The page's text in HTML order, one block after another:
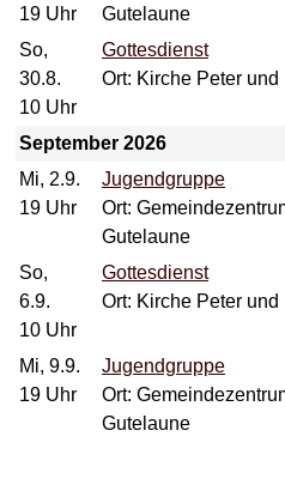
19 Uhr
Gutelaune
So,
30.8.
10 Uhr
Gottesdienst
Ort: Kirche Peter und
September 2026
Mi, 2.9.
19 Uhr
Jugendgruppe
Ort:
Gutelaune
So,
6.9.
10 Uhr
Gottesdienst
Ort: Kirche Peter und
Mi, 9.9.
19 Uhr
Jugendgruppe
Ort:
Gutelaune